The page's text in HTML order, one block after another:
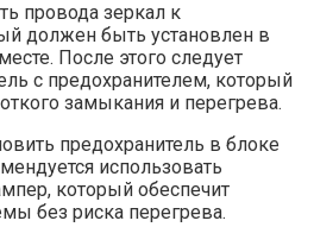
провода зеркал к
должен быть установлен в
После этого следует
с предохранителем, который
замыкания и перегрева.
предохранитель в блоке
использовать
который обеспечит
без риска перегрева.